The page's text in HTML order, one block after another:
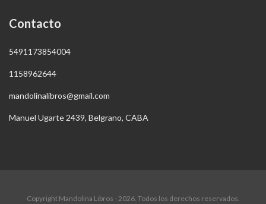
Contacto
5491173854004
1158962644
mandolinalibros@gmail.com
Manuel Ugarte 2439, Belgrano, CABA
Copyright Mandolina Libros - 2026. Todos los derechos reservados.